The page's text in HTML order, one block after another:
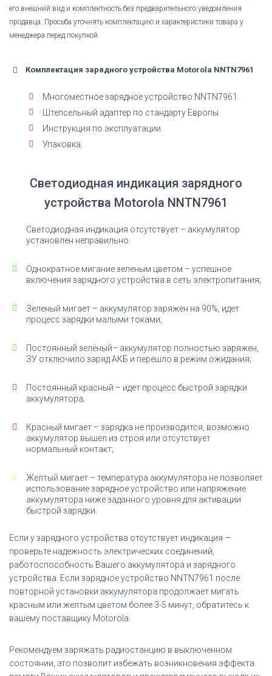
его внешний вид и комплектность без предварительного уведомления
продавца. Просьба уточнять комплектацию и характеристики товара у
менеджера перед покупкой.
Комплектация зарядного устройства Motorola NNTN7961
Многоместное зарядное устройство NNTN7961.
Штепсельный адаптер по стандарту Европы.
Инструкция по эксплуатации.
Упаковка.
Светодиодная индикация зарядного
устройства Motorola NNTN7961
Светодиодная индикация отсутствует – аккумулятор
установлен неправильно.
Однократное мигание зеленым цветом – успешное
включения зарядного устройства в сеть электропитания;
Зеленый мигает – аккумулятор заряжен на 90%, идет
процесс зарядки малыми токами;
Постоянный зелёный– аккумулятор полностью заряжен,
ЗУ отключило заряд АКБ и перешло в режим ожидания;
Постоянный красный – идет процесс быстрой зарядки
аккумулятора;
Красный мигает – зарядка не производится, возможно
аккумулятор вышел из строя или отсутствует
нормальный контакт;
Желтый мигает – температура аккумулятора не позволяет
использование зарядное устройство или напряжение
аккумулятора ниже заданного уровня для активации
быстрой зарядки.
Если у зарядного устройства отсутствует индикация —
проверьте надежность электрических соединений,
работоспособность Вашего аккумулятора и зарядного
устройства. Если зарядное устройство NNTN7961 после
повторной установки аккумулятора продолжает мигать
красным или желтым цветом более 3-5 минут, обратитесь к
вашему поставщику Motorola.
Рекомендуем заряжать радиостанцию в выключенном
состоянии, это позволит избежать возникновения эффекта